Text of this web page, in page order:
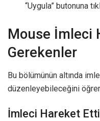
“Uygula” butonuna
Mouse İmleci
Gerekenler
Bu bölümünün altında
düzenleyebileceğini
İmleci Hareket